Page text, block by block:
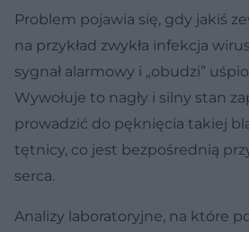
Problem pojawia się, gdy jakiś
na przykład zwykła infekcja
sygnał alarmowy i „obudzi”
Wywołuje to nagły i silny stan
prowadzić do pęknięcia takiej
tętnicy, co jest bezpośrednią
serca.
Analizy laboratoryjne, na które